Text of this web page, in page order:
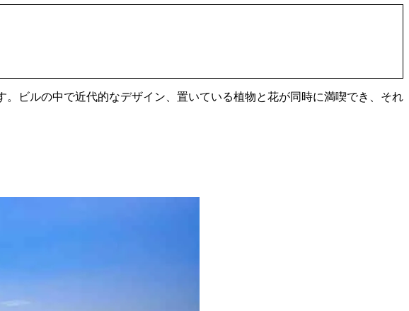
ビルの中で近代的なデザイン、置いている植物と花が同時に満喫でき、それ